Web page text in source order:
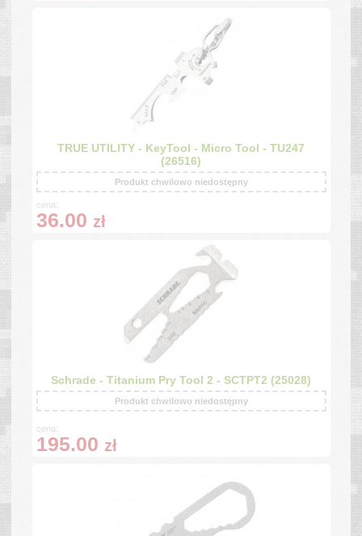
TRUE UTILITY - KeyTool - Micro Tool - TU247
(26516)
Produkt chwilowo niedostępny
cena:
36.00 zł
Schrade - Titanium Pry Tool 2 - SCTPT2 (25028)
Produkt chwilowo niedostępny
cena:
195.00 zł